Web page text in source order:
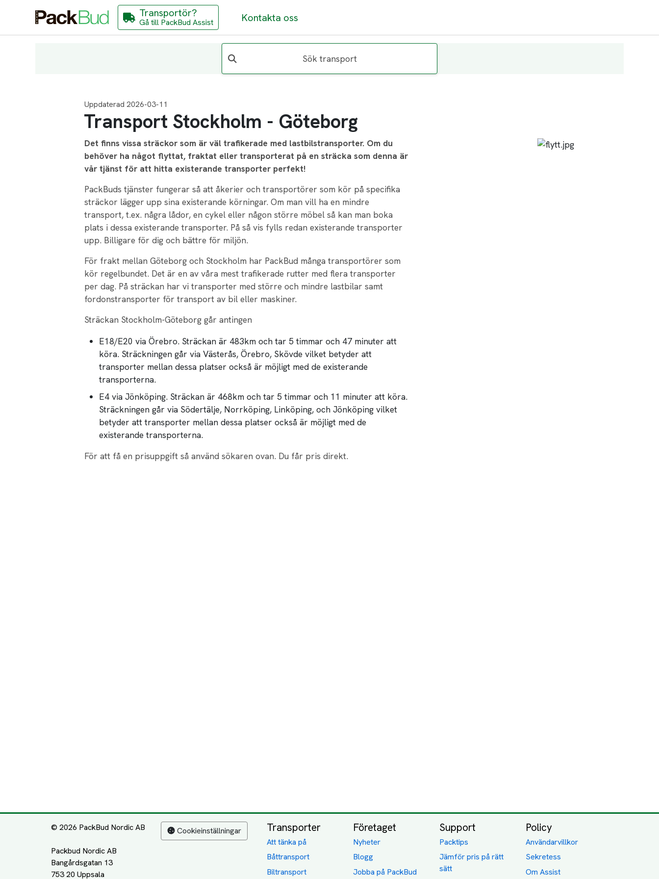
Transportör?
Gå till PackBud Assist Kontakta oss
Sök transport
Uppdaterad 2026-03-11
Transport Stockholm - Göteborg
Det finns vissa sträckor som är väl trafikerade med lastbilstransporter. Om du
behöver ha något flyttat, fraktat eller transporterat på en sträcka som denna är
vår tjänst för att hitta existerande transporter perfekt!
PackBuds tjänster fungerar så att åkerier och transportörer som kör på specifika
sträckor lägger upp sina existerande körningar. Om man vill ha en mindre
transport, t.ex. några lådor, en cykel eller någon större möbel så kan man boka
plats i dessa existerande transporter. På så vis fylls redan existerande transporter
upp. Billigare för dig och bättre för miljön.
För frakt mellan Göteborg och Stockholm har PackBud många transportörer som
kör regelbundet. Det är en av våra mest trafikerade rutter med flera transporter
per dag. På sträckan har vi transporter med större och mindre lastbilar samt
fordonstransporter för transport av bil eller maskiner.
Sträckan Stockholm-Göteborg går antingen
E18/E20 via Örebro. Sträckan är 483km och tar 5 timmar och 47 minuter att
köra. Sträckningen går via Västerås, Örebro, Skövde vilket betyder att
transporter mellan dessa platser också är möjligt med de existerande
transporterna.
E4 via Jönköping. Sträckan är 468km och tar 5 timmar och 11 minuter att köra.
Sträckningen går via Södertälje, Norrköping, Linköping, och Jönköping vilket
betyder att transporter mellan dessa platser också är möjligt med de
existerande transporterna.
För att få en prisuppgift så använd sökaren ovan. Du får pris direkt.
© 2026 PackBud Nordic AB
Packbud Nordic AB
Bangårdsgatan 13
753 20 Uppsala
Cookieinställningar Transporter
Att tänka på
Båttransport
Biltransport
Företaget
Nyheter
Blogg
Jobba på PackBud
Support
Packtips
Jämför pris på rätt
sätt
Policy
Användarvillkor
Sekretess
Om Assist